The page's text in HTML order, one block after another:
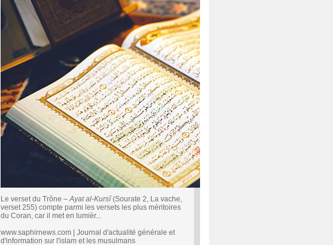
Le verset du Trône –Ayat al-Kursî(Sourate 2, La vache,
verset 255) compte parmi les versets les plus méritoires
du Coran, car il met en lumièr...
www.saphirnews.com | Journal d'actualité générale et
d'information sur l'islam et les musulmans